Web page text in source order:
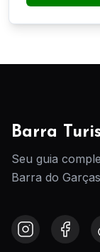
Barra
Seu guia
Barra do